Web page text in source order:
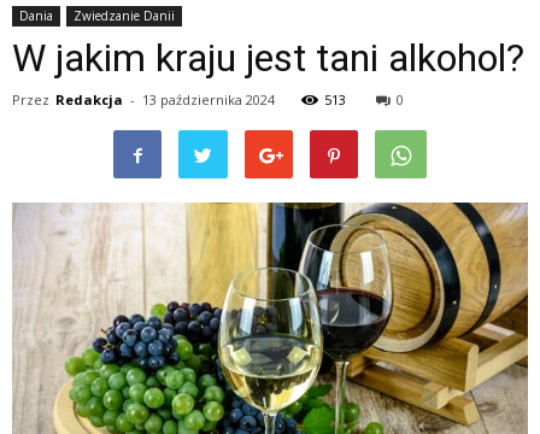
Dania Zwiedzanie Danii
W jakim kraju jest tani alkohol?
Przez Redakcja - 13 października 2024 513 0